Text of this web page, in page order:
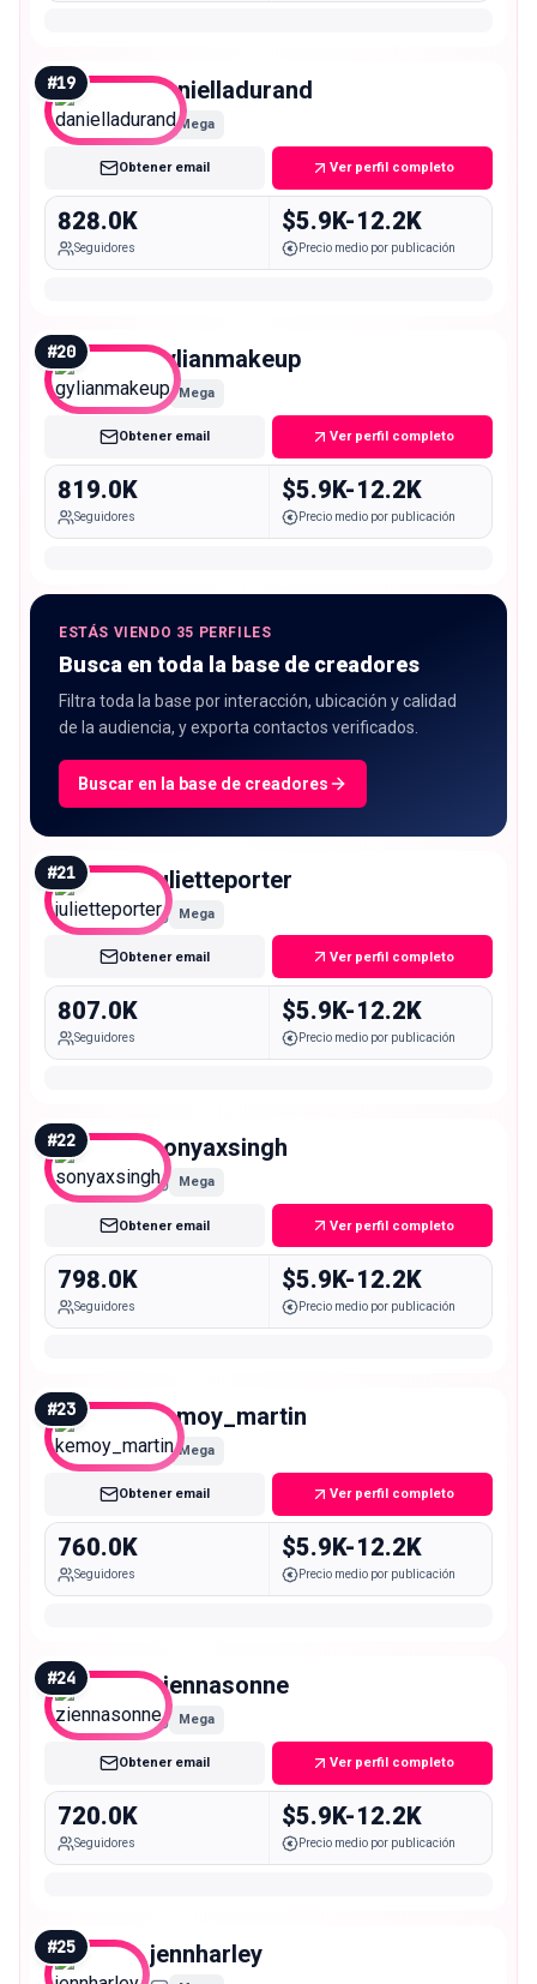
#19 danielladurand
Mega
Obtener email Ver perfil completo
828.0K
Seguidores
$5.9K-12.2K
Precio medio por publicación
#20 gylianmakeup
Mega
Obtener email Ver perfil completo
819.0K
Seguidores
$5.9K-12.2K
Precio medio por publicación
ESTÁS VIENDO 35 PERFILES
Busca en toda la base de creadores
Filtra toda la base por interacción, ubicación y calidad
de la audiencia, y exporta contactos verificados.
Buscar en la base de creadores
#21 julietteporter
Mega
Obtener email Ver perfil completo
807.0K
Seguidores
$5.9K-12.2K
Precio medio por publicación
#22 sonyaxsingh
Mega
Obtener email Ver perfil completo
798.0K
Seguidores
$5.9K-12.2K
Precio medio por publicación
#23 kemoy_martin
Mega
Obtener email Ver perfil completo
760.0K
Seguidores
$5.9K-12.2K
Precio medio por publicación
#24 ziennasonne
Mega
Obtener email Ver perfil completo
720.0K
Seguidores
$5.9K-12.2K
Precio medio por publicación
#25 jennharley